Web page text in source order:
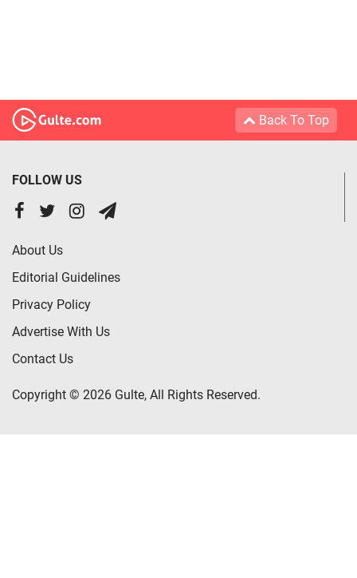
Back To Top
FOLLOW US
About Us
Editorial Guidelines
Privacy Policy
Advertise With Us
Contact Us
Copyright © 2026 Gulte, All Rights Reserved.